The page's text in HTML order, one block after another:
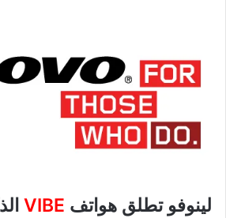
لينوفو تطلق هواتف VIBE